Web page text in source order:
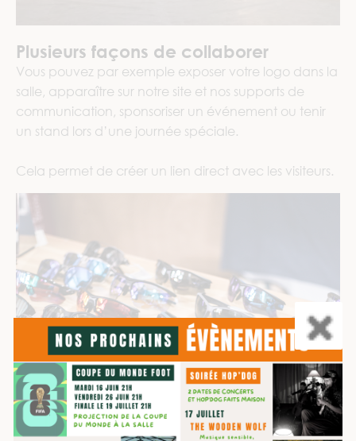
Plusieurs façons de collaborer
Vous pouvez par exemple exposer votre logo dans la
salle, apparaître sur notre site et nos supports de
communication, sponsoriser un événement ou tenir
un stand lors d’une journée spéciale.
Cela permet de créer un lien direct avec les visiteurs.